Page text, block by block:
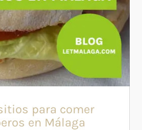
para comer
en Málaga